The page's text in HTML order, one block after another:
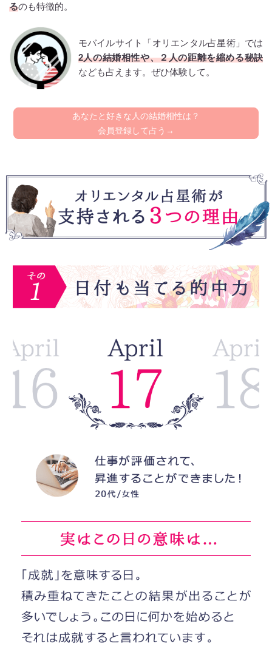
るのも特徴的。
モバイルサイト「オリエンタル占星術」では
2人の結婚相性や、２人の距離を縮める秘訣
なども占えます。ぜひ体験して。
あなたと好きな人の結婚相性は？
会員登録して占う→